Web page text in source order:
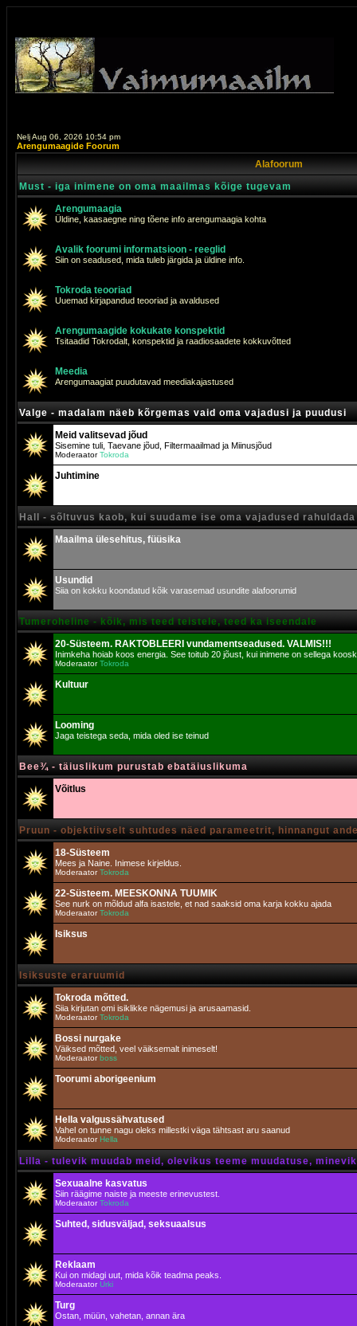
Nelj Aug 06, 2026 10:54 pm
Arengumaagide Foorum
Alafoorum
Must - iga inimene on oma maailmas kõige tugevam
Arengumaagia
Üldine, kaasaegne ning tõene info arengumaagia kohta
Avalik foorumi informatsioon - reeglid
Siin on seadused, mida tuleb järgida ja üldine info.
Tokroda teooriad
Uuemad kirjapandud teooriad ja avaldused
Arengumaagide kokukate konspektid
Tsitaadid Tokrodalt, konspektid ja raadiosaadete kokkuvõtted
Meedia
Arengumaagiat puudutavad meediakajastused
Valge - madalam näeb kõrgemas vaid oma vajadusi ja puudusi
Meid valitsevad jõud
Sisemine tuli, Taevane jõud, Filtermaailmad ja Miinusjõud
ModeraatorTokroda
Juhtimine
Hall - sõltuvus kaob, kui suudame ise oma vajadused rahuldada
Maailma ülesehitus, füüsika
Usundid
Siia on kokku koondatud kõik varasemad usundite alafoorumid
Tumeroheline - kõik, mis teed teistele, teed ka iseendale
20-Süsteem. RAKTOBLEERI vundamentseadused. VALMIS!!!
Inimkeha hoiab koos energia. See toitub 20 jõust, kui inimene on sellega
ModeraatorTokroda
Kultuur
Looming
Jaga teistega seda, mida oled ise teinud
Bee¾ - täiuslikum purustab ebatäiuslikuma
Võitlus
Pruun - objektiivselt suhtudes näed parameetrit, hinnangut
18-Süsteem
Mees ja Naine. Inimese kirjeldus.
ModeraatorTokroda
22-Süsteem. MEESKONNA TUUMIK
See nurk on mõldud alfa isastele, et nad saaksid oma karja kokku ajada
ModeraatorTokroda
Isiksus
Isiksuste eraruumid
Tokroda mõtted.
Siia kirjutan omi isiklikke nägemusi ja arusaamasid.
ModeraatorTokroda
Bossi nurgake
Väiksed mõtted, veel väiksemalt inimeselt!
Moderaatorboss
Toorumi aborigeenium
Hella valgussähvatused
Vahel on tunne nagu oleks millestki väga tähtsast aru saanud
Moderaator Hella
Lilla - tulevik muudab meid, olevikus teeme muudatuse,
Sexuaalne kasvatus
Siin räägime naiste ja meeste erinevustest.
ModeraatorTokroda
Suhted, sidusväljad, seksuaalsus
Reklaam
Kui on midagi uut, mida kõik teadma peaks.
ModeraatorUrki
Turg
Ostan, müün, vahetan, annan ära